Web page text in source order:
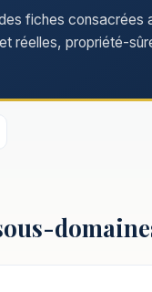
fiches consacrées
réelles, propriété-